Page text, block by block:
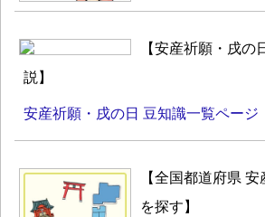
【安産祈願・戌の
説】
安産祈願・戌の日 豆知識一覧ページ
【全国都道府県
を探す】